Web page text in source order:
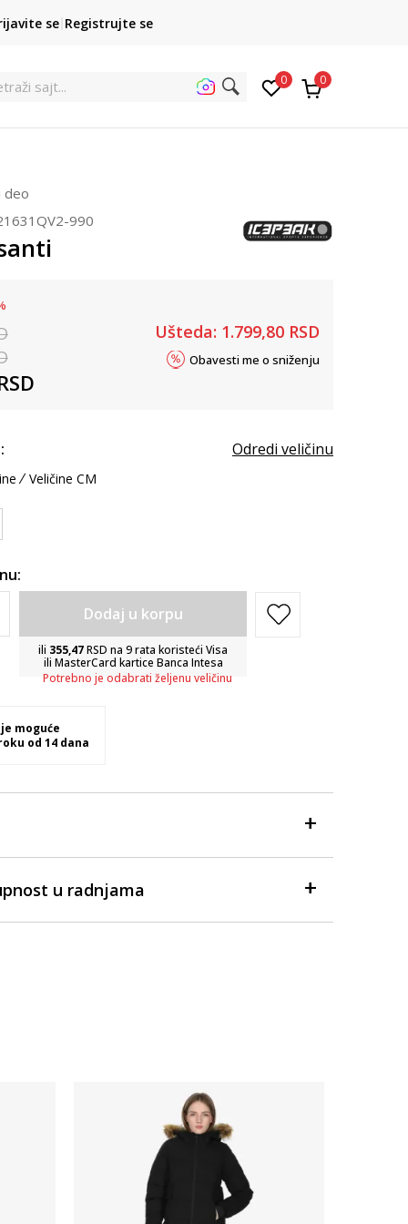
POZOVITE NAS
011 422 1422
se Registrujte se
0 0
deo
990
Ušteda: 1.799,80 RSD
Obavesti me o sniženju
Odredi veličinu
Veličine CM
Dodaj u korpu
ili 355,47RSD na 9 rata koristeći Visa
ili MasterCard kartice Banca Intesa
Potrebno je odabrati željenu veličinu
moguće
od 14 dana
u radnjama